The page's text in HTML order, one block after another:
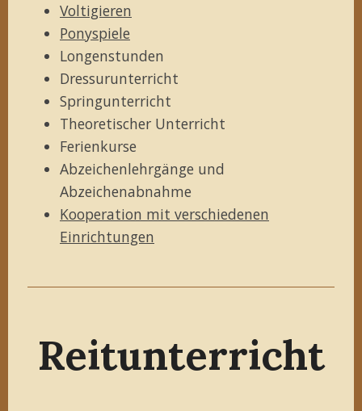
Voltigieren
Ponyspiele
Longenstunden
Dressurunterricht
Springunterricht
Theoretischer Unterricht
Ferienkurse
Abzeichenlehrgänge und
Abzeichenabnahme
Kooperation mit verschiedenen
Einrichtungen
Reitunterricht